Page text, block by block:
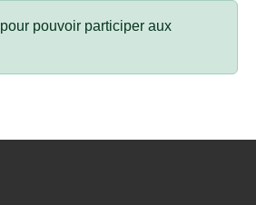
pour pouvoir participer aux